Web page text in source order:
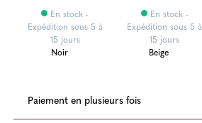
En stock -
Expédition sous 5 à
15 jours
Noir
En stock -
Expédition sous 5 à
15 jours
Beige
Paiement en plusieurs fois